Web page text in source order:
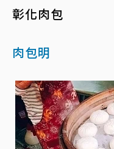
彰化肉包
肉包明